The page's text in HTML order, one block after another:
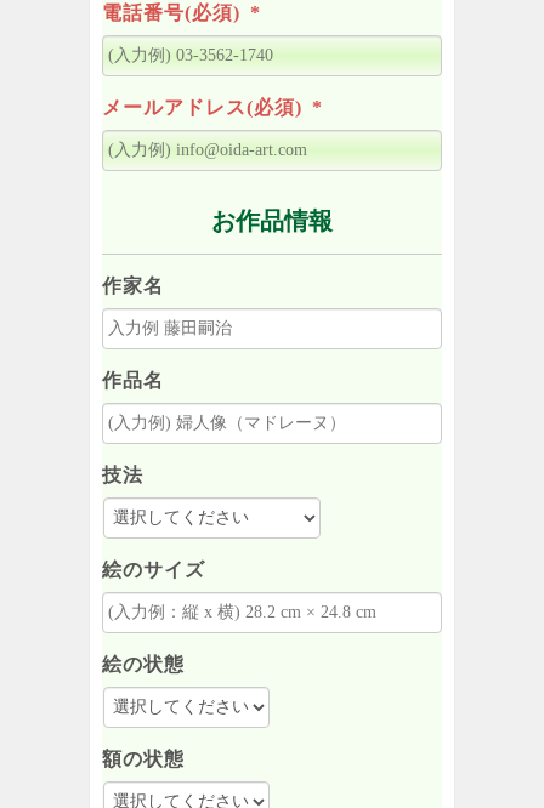
電話番号(必須) *
メールアドレス(必須) *
お作品情報
作家名
作品名
技法
絵のサイズ
絵の状態
額の状態